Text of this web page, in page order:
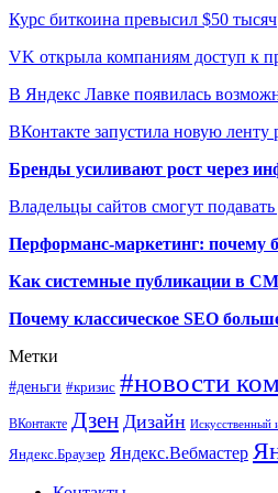
Курс биткоина превысил $50 тысяч
VK открыла компаниям доступ к
В Яндекс Лавке появилась
ВКонтакте запустила новую
Бренды усиливают рост через
Владельцы сайтов смогут
Перформанс-маркетинг: почему
Как системные публикации в
Почему классическое SEO
Метки
#деньги #кризис #новости
ВКонтакте Дзен Дизайн Искусственный
Яндекс.Браузер Яндекс.Вебмастер